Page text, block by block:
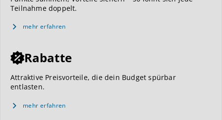
Teilnahme doppelt.
mehr erfahren
Rabatte
Attraktive Preisvorteile, die dein Budget spürbar
entlasten.
mehr erfahren